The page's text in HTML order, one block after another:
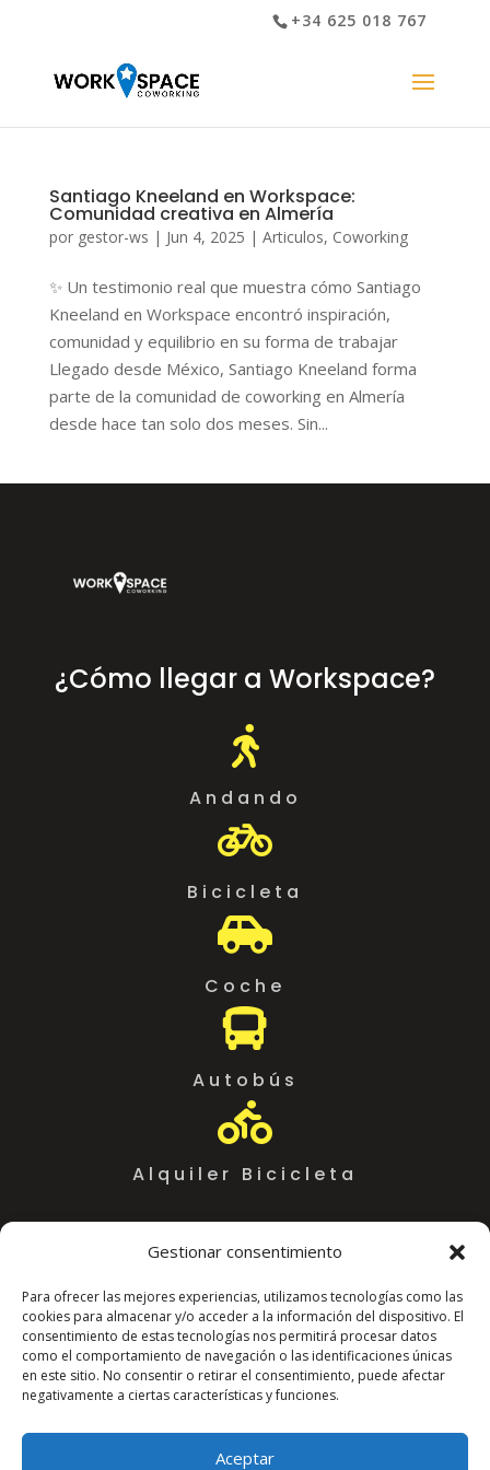
Gestionar consentimiento
Para ofrecer las mejores experiencias, utilizamos tecnologías como las
cookies para almacenar y/o acceder a la información del dispositivo. El
consentimiento de estas tecnologías nos permitirá procesar datos
como el comportamiento de navegación o las identificaciones únicas
en este sitio. No consentir o retirar el consentimiento, puede afectar
negativamente a ciertas características y funciones.
Aceptar
+34 625 018 767
Santiago Kneeland en Workspace:
Comunidad creativa en Almería
por gestor-ws | Jun 4, 2025 | Articulos, Coworking
✨ Un testimonio real que muestra cómo Santiago
Kneeland en Workspace encontró inspiración,
comunidad y equilibrio en su forma de trabajar
Llegado desde México, Santiago Kneeland forma
parte de la comunidad de coworking en Almería
desde hace tan solo dos meses. Sin...
¿Cómo llegar a Workspace?

Andando

Bicicleta

Coche

Autobús

Alquiler Bicicleta